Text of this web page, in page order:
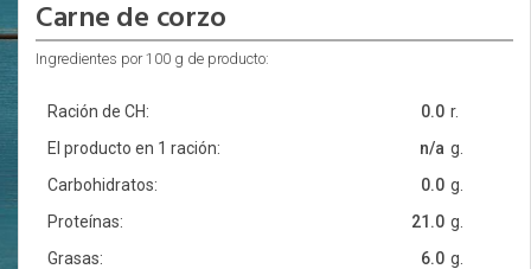
Carne de corzo
Ingredientes por 100 g de producto:
Ración de CH: r.
0.0
El producto en 1 ración:
g.
n/a
Carbohidratos:
g.
0.0
Proteínas:
g.
21.0
Grasas:
g.
6.0